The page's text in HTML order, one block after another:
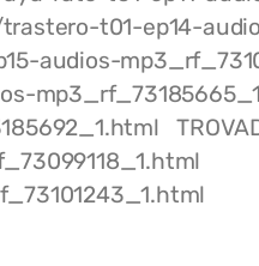
t01-ep14-
audios-